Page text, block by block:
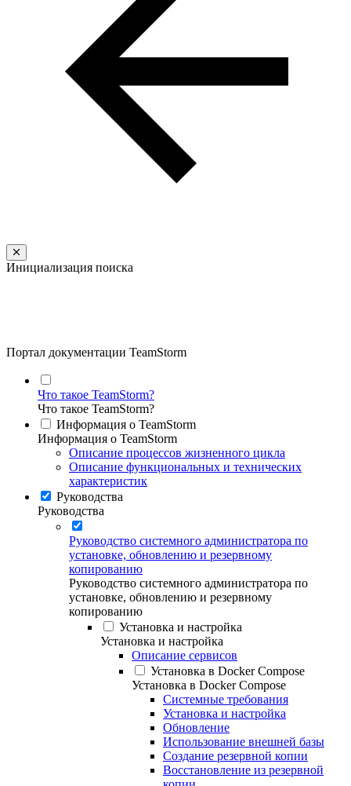
Инициализация поиска
Портал документации TeamStorm
Что такое TeamStorm?
Что такое TeamStorm?
Информация о TeamStorm
Информация о TeamStorm
Описание процессов жизненного цикла
Описание функциональных и технических
характеристик
Руководства
Руководства
Руководство системного администратора по
установке, обновлению и резервному
копированию
Руководство системного администратора по
установке, обновлению и резервному
копированию
Установка и настройка
Установка и настройка
Описание сервисов
Установка в Docker Compose
Установка в Docker Compose
Системные требования
Установка и настройка
Обновление
Использование внешней базы
Создание резервной копии
Восстановление из резервной